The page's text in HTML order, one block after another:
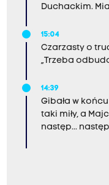
Duchackim.
15:04
Czarzasty o
„Trzeba
14:39
Gibała w
taki miły, a
następ...